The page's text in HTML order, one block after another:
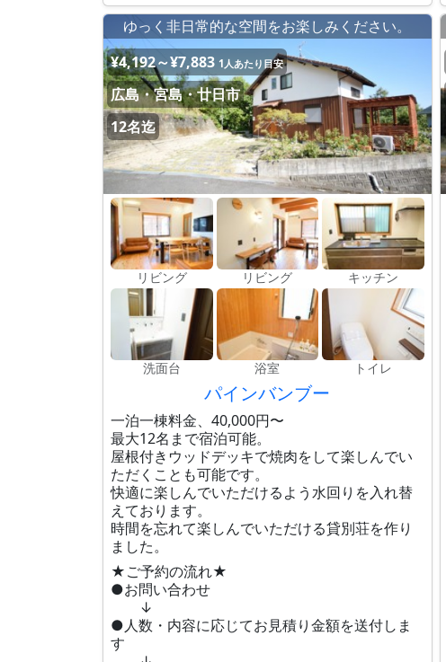
ゆっく非日常的な空間をお楽しみください。
¥4,192～¥7,883 1人あたり目安
広島・宮島・廿日市
12名迄
リビング リビング キッチン
洗面台 浴室 トイレ
パインバンブー
一泊一棟料金、40,000円〜
最大12名まで宿泊可能。
屋根付きウッドデッキで焼肉をして楽しんでい
ただくことも可能です。
快適に楽しんでいただけるよう水回りを入れ替
えております。
時間を忘れて楽しんでいただける貸別荘を作り
ました。
★ご予約の流れ★
●お問い合わせ
↓
●人数・内容に応じてお見積り金額を送付しま
す